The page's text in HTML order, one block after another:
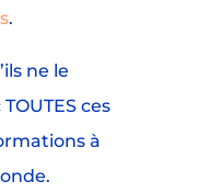
.
ne le
ces
à